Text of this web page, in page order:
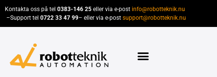
Kontakta oss på tel 0383-146 25 eller via e-post info@robotteknik.nu
–Support tel 0722 33 47 99– eller via e-post support@robotteknik.nu